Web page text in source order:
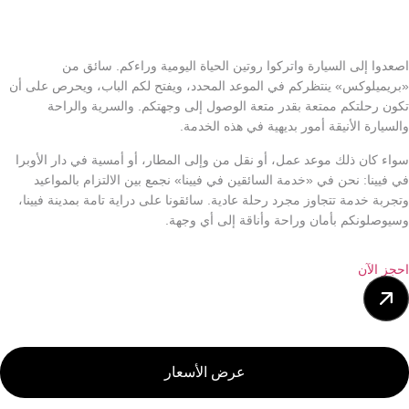
اصعدوا إلى السيارة واتركوا روتين الحياة اليومية وراءكم. سائق من
«بريميلوكس» ينتظركم في الموعد المحدد، ويفتح لكم الباب، ويحرص على أن
تكون رحلتكم ممتعة بقدر متعة الوصول إلى وجهتكم. والسرية والراحة
والسيارة الأنيقة أمور بديهية في هذه الخدمة.
سواء كان ذلك موعد عمل، أو نقل من وإلى المطار، أو أمسية في دار الأوبرا
في فيينا: نحن في «خدمة السائقين في فيينا» نجمع بين الالتزام بالمواعيد
وتجربة خدمة تتجاوز مجرد رحلة عادية. سائقونا على دراية تامة بمدينة فيينا،
وسيوصلونكم بأمان وراحة وأناقة إلى أي وجهة.
احجز الآن
عرض الأسعار